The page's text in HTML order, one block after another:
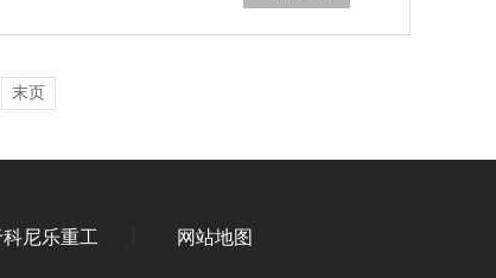
末页
尼乐重工 网站地图